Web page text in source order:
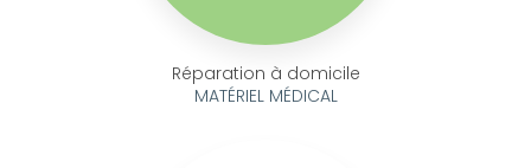
Réparation à domicile
MATÉRIEL MÉDICAL